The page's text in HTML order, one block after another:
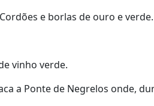
e borlas de ouro e
vinho verde.
a Ponte de Negrelos onde,